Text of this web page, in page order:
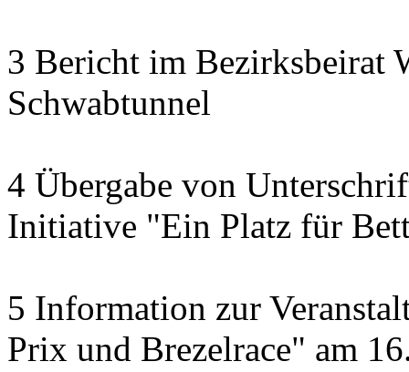
3 Bericht im Bezirksbeirat
Schwabtunnel
4 Übergabe von
Initiative "Ein Platz für
5 Information zur
Prix und Brezelrace" am